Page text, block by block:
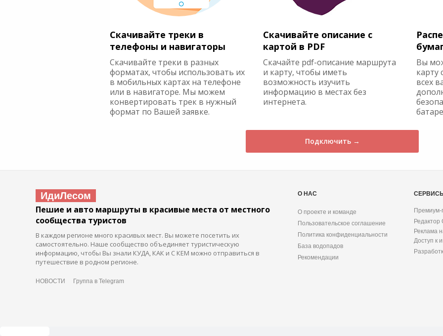
Скачивайте треки в
телефоны и навигаторы
Скачивайте треки в разных
форматах, чтобы использовать их
в мобильных картах на телефоне
или в навигаторе. Мы можем
конвертировать трек в нужный
формат по Вашей заявке.
Скачивайте описание с
картой в PDF
Скачайте pdf-описание маршрута
и карту, чтобы иметь
возможность изучить
информацию в местах без
интернета.
Вы
карту
всех
Подключить →
ИдиЛесом
Пешие и авто маршруты в красивые места от местного
сообщества туристов
В каждом регионе много красивых мест. Вы можете посетить их
самостоятельно. Наше сообщество объединяет туристическую
информацию, чтобы Вы знали КУДА, КАК и С КЕМ можно отправиться в
путешествие в родном регионе.
НОВОСТИ Группа в Telegram
О НАС
О проекте и команде
Пользовательское соглашение
Политика конфиденциальности
База водопадов
Рекомендации
Премиум-
Редактор
Реклама
Доступ к